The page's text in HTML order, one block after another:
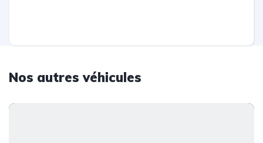
Nos autres véhicules